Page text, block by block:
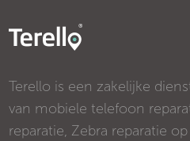
Terello is een zakelijke
van mobiele telefoon
reparatie, Zebra reparatie